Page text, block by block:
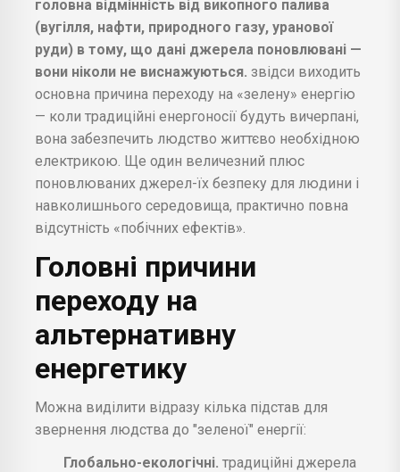
головна відмінність від викопного палива
(вугілля, нафти, природного газу, уранової
руди) в тому, що дані джерела поновлювані —
вони ніколи не виснажуються. звідси виходить
основна причина переходу на «зелену» енергію
— коли традиційні енергоносії будуть вичерпані,
вона забезпечить людство життєво необхідною
електрикою. Ще один величезний плюс
поновлюваних джерел-їх безпеку для людини і
навколишнього середовища, практично повна
відсутність «побічних ефектів».
Головні причини
переходу на
альтернативну
енергетику
Можна виділити відразу кілька підстав для
звернення людства до "зеленої" енергії:
Глобально-екологічні. традиційні джерела